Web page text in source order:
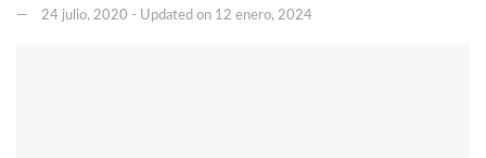
24 julio, 2020 - Updated on 12 enero, 2024